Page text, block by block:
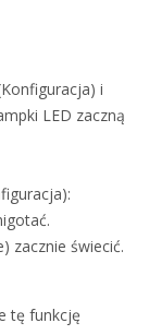
i
LED zaczną
zacznie świecić.
tę funkcję